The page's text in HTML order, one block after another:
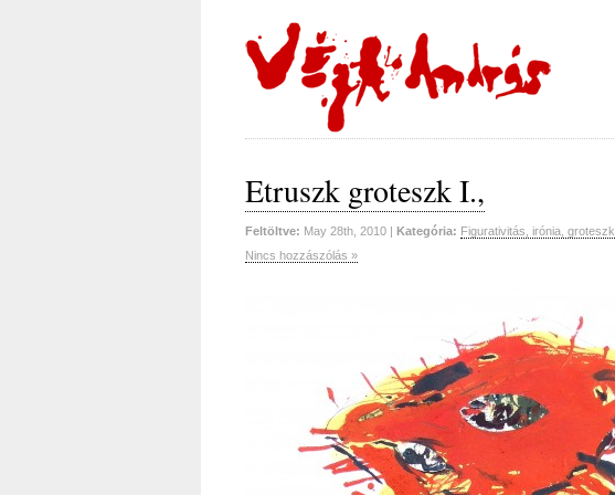
Etruszk groteszk I.,
Feltöltve: May 28th, 2010 | Kategória: Figurativitás, irónia, groteszk
Nincs hozzászólás »